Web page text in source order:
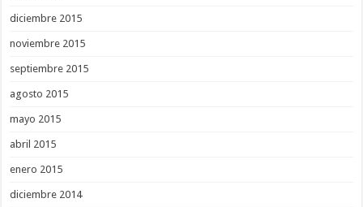
diciembre 2015
noviembre 2015
septiembre 2015
agosto 2015
mayo 2015
abril 2015
enero 2015
diciembre 2014